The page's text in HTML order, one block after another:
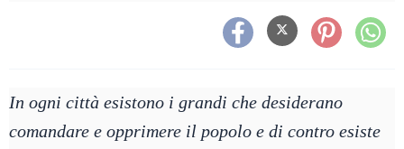
In ogni città esistono i grandi che desiderano
comandare e opprimere il popolo e di contro esiste